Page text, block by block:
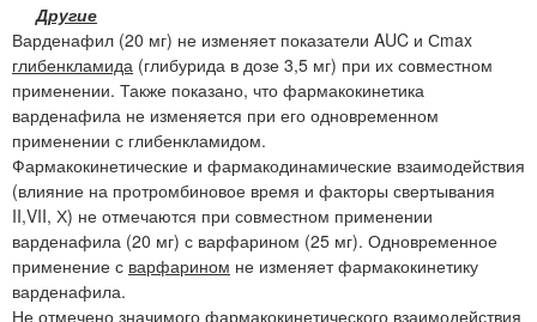
Другие
Варденафил (20 мг) не изменяет показатели AUC и Сmax
глибенкламида (глибурида в дозе 3,5 мг) при их совместном
применении. Также показано, что фармакокинетика
варденафила не изменяется при его одновременном
применении с глибенкламидом.
Фармакокинетические и фармакодинамические взаимодействия
(влияние на протромбиновое время и факторы свертывания
II,VII, Х) не отмечаются при совместном применении
варденафила (20 мг) с варфарином (25 мг). Одновременное
применение с варфарином не изменяет фармакокинетику
варденафила.
Не отмечено значимого фармакокинетического взаимодействия